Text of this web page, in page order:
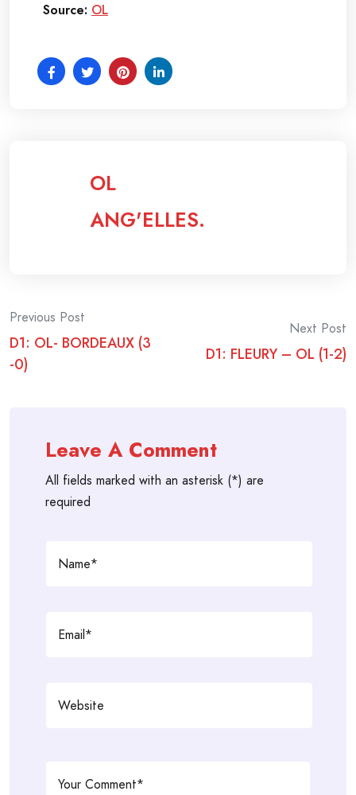
Source: OL
OL
ANG'ELLES.
Post
navigation
Previous Post
D1: OL- BORDEAUX (3
-0)
Next Post
D1: FLEURY – OL (1-2)
Leave A Comment
All fields marked with an asterisk (*) are
required